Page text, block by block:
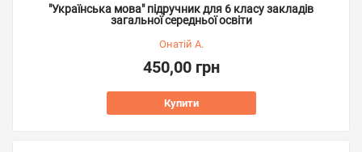
"Українська мова" підручник для 6 класу закладів
загальної середньої освіти
Онатій А.
450,00 грн
Купити